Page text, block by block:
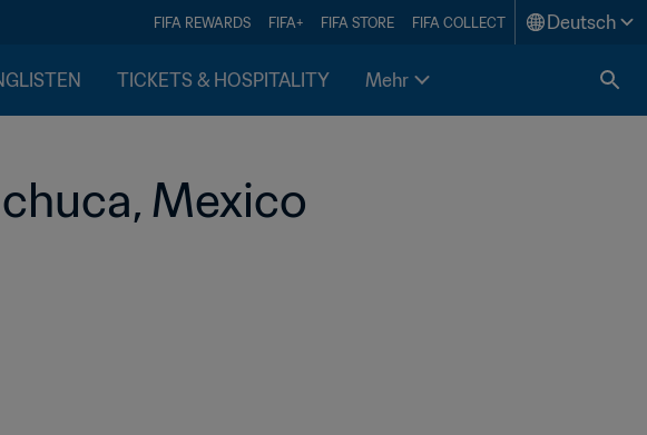
FIFA REWARDS FIFA+ FIFA STORE FIFA COLLECT Deutsch
TICKETS & HOSPITALITY Mehr
Mexico